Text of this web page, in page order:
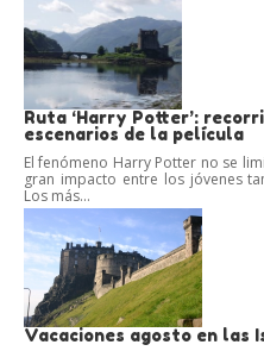
Ruta ‘Harry Potter’:
escenarios de la película
El fenómeno Harry Potter no se
gran impacto entre los jóvenes
Los más...
Vacaciones agosto en las